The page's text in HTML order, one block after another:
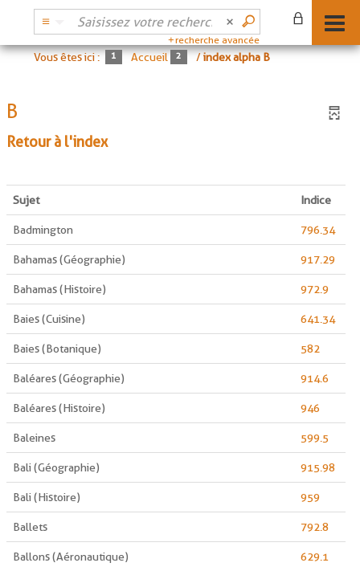
recherche avancée
Vous êtes ici : Accueil /index alpha B
B
Retour à l'index
Sujet Indice
Badmington 796.34
Bahamas (Géographie) 917.29
Bahamas (Histoire) 972.9
Baies (Cuisine) 641.34
Baies (Botanique) 582
Baléares (Géographie) 914.6
Baléares (Histoire) 946
Baleines 599.5
Bali (Géographie) 915.98
Bali (Histoire) 959
Ballets 792.8
Ballons (Aéronautique) 629.1